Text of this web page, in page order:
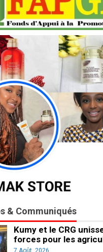
& Communiqués
Kumy et le CRG
forces pour les